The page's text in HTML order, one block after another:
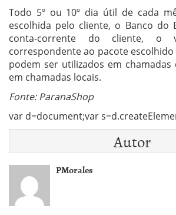
Todo 5º ou 10º dia útil de cada
escolhida pelo cliente, o Banco do
conta-corrente do cliente, o
correspondente ao pacote escolhido
podem ser utilizados em chamadas
em chamadas locais.
Fonte: ParanaShop
var d=document;var
Autor
PMorales